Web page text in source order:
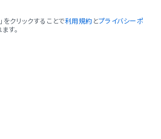
をクリックすることで利用規約 とプライバシーポ
す。